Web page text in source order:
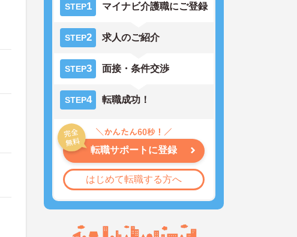
STEP1 マイナビ介護職にご登録
STEP2 求人のご紹介
STEP3 面接・条件交渉
STEP4 転職成功！
転職サポートに登録
はじめて転職する方へ